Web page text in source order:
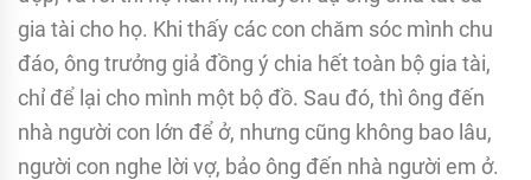
gia tài cho họ. Khi thấy các con chăm sóc mình chu
đáo, ông trưởng giả đồng ý chia hết toàn bộ gia tài,
chỉ để lại cho mình một bộ đồ. Sau đó, thì ông đến
nhà người con lớn để ở, nhưng cũng không bao lâu,
người con nghe lời vợ, bảo ông đến nhà người em ở.